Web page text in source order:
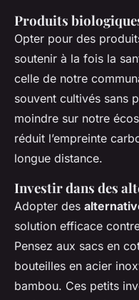
Produits
Opter pour des
soutenir à la fois la
celle de notre
souvent cultivés sans
moindre sur notre
réduit l’empreinte
longue distance.
Investir dans des
Adopter des
solution efficace
Pensez aux sacs en
bouteilles en acier
bambou. Ces petits